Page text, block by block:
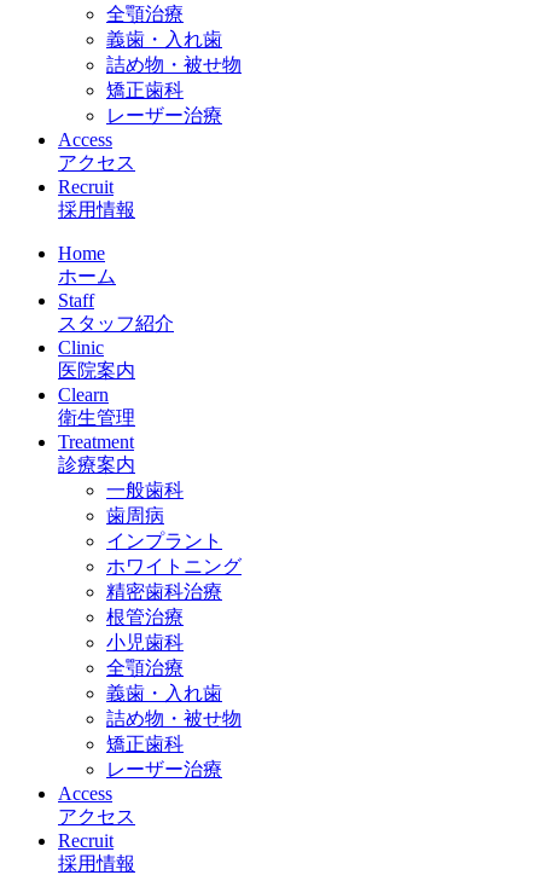
全顎治療
義歯・入れ歯
詰め物・被せ物
矯正歯科
レーザー治療
Access
アクセス
Recruit
採用情報
Home
ホーム
Staff
スタッフ紹介
Clinic
医院案内
Clearn
衛生管理
Treatment
診療案内
一般歯科
歯周病
インプラント
ホワイトニング
精密歯科治療
根管治療
小児歯科
全顎治療
義歯・入れ歯
詰め物・被せ物
矯正歯科
レーザー治療
Access
アクセス
Recruit
採用情報